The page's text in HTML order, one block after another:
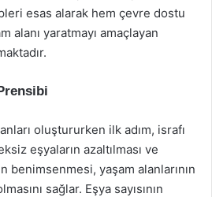
esas alarak hem çevre dostu
alanı yaratmayı amaçlayan
oluştururken ilk adım, israfı
eşyaların azaltılması ve
benimsenmesi, yaşam alanlarının
sağlar. Eşya sayısının